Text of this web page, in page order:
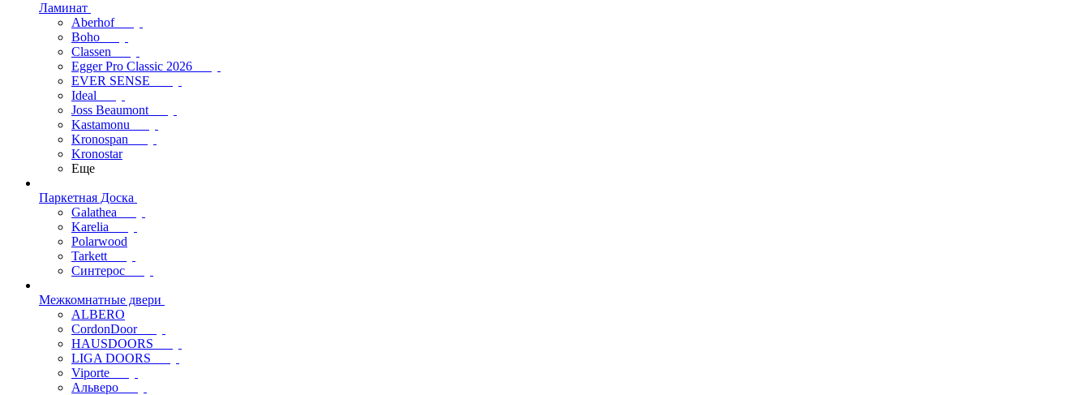
Ламинат
Aberhof
Boho
Classen
Egger Pro Classic 2026
EVER SENSE
Ideal
Joss Beaumont
Kastamonu
Kronospan
Kronostar
Еще
Паркетная Доска
Galathea
Karelia
Polarwood
Tarkett
Синтерос
Межкомнатные двери
ALBERO
CordonDoor
HAUSDOORS
LIGA DOORS
Viporte
Альверо